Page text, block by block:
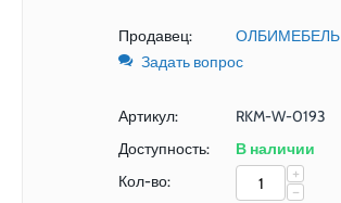
Продавец:
ОЛБИМЕБЕЛЬ
Задать вопрос
Артикул:
RKM-W-0193
Доступность:
В наличии
Кол-во:
+
−